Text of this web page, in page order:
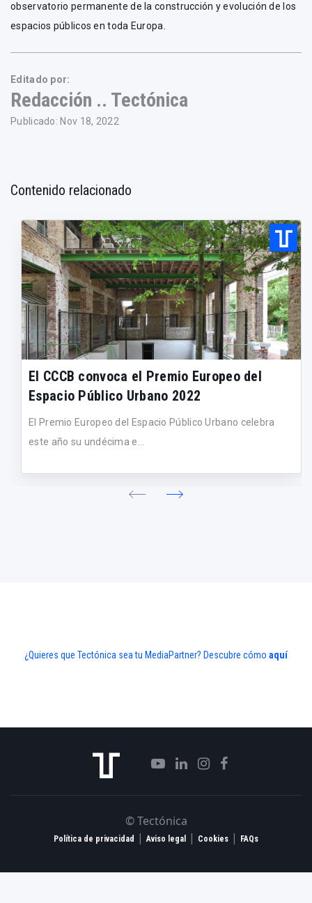
observatorio permanente de la construcción y evolución de los
espacios públicos en toda Europa.
Editado por:
Redacción .. Tectónica
Publicado: Nov 18, 2022
Contenido relacionado
El CCCB convoca el Premio Europeo del
Espacio Público Urbano 2022
El Premio Europeo del Espacio Público Urbano celebra
este año su undécima e...
¿Quieres que Tectónica sea tu MediaPartner? Descubre cómo aquí
© Tectónica
Política de privacidad |Aviso legal | Cookies | FAQs